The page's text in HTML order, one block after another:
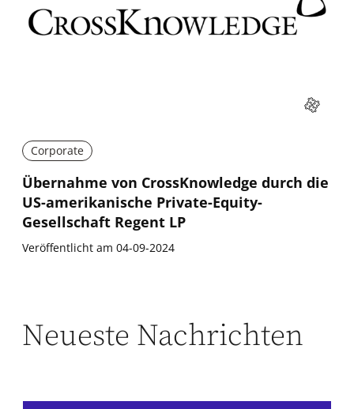
Corporate
Übernahme von CrossKnowledge durch die
US-amerikanische Private-Equity-
Gesellschaft Regent LP
Veröffentlicht am 04-09-2024
Neueste Nachrichten